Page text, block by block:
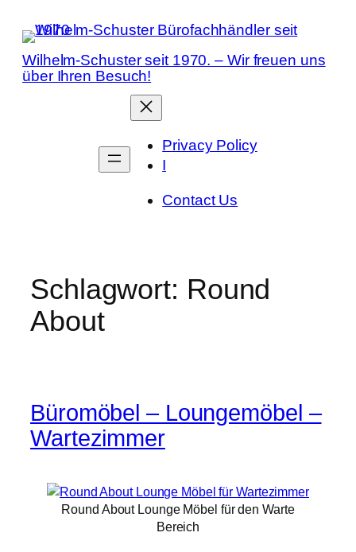
Inhalt
springen
Wilhelm-Schuster seit 1970. – Wir freuen uns
über Ihren Besuch!
Privacy Policy
I
Contact Us
Schlagwort: Round
About
Büromöbel – Loungemöbel –
Wartezimmer
Round About Lounge Möbel für den Warte
Bereich